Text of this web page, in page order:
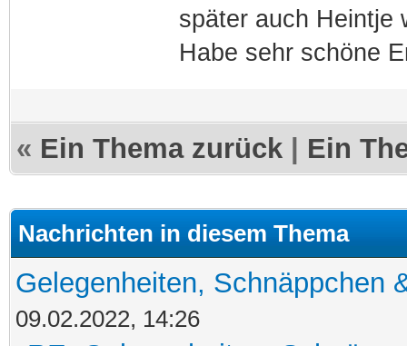
später auch
Habe sehr schöne
« Ein Thema zurück Ein
Nachrichten in diesem Thema
Gelegenheiten, Schnäppchen
09.02.2022, 14:26